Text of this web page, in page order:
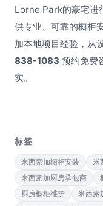
Lorne Park的豪宅进
供专业、可靠的橱柜
加本地项目经验，从
838-1083 预约免费
实。
标签
米西索加橱柜安装 米
米西索加厨房承包商
厨房橱柜维护
米西索